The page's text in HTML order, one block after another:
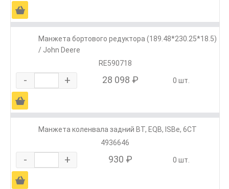
Ä
Манжета бортового редуктора (189.48*230.25*18.5)
/ John Deere
RE590718
- + 28 098 ₽ 0 шт.
Ä
Манжета коленвала задний ВТ, EQB, ISBe, 6СТ
4936646
- + 930 ₽ 0 шт.
Ä